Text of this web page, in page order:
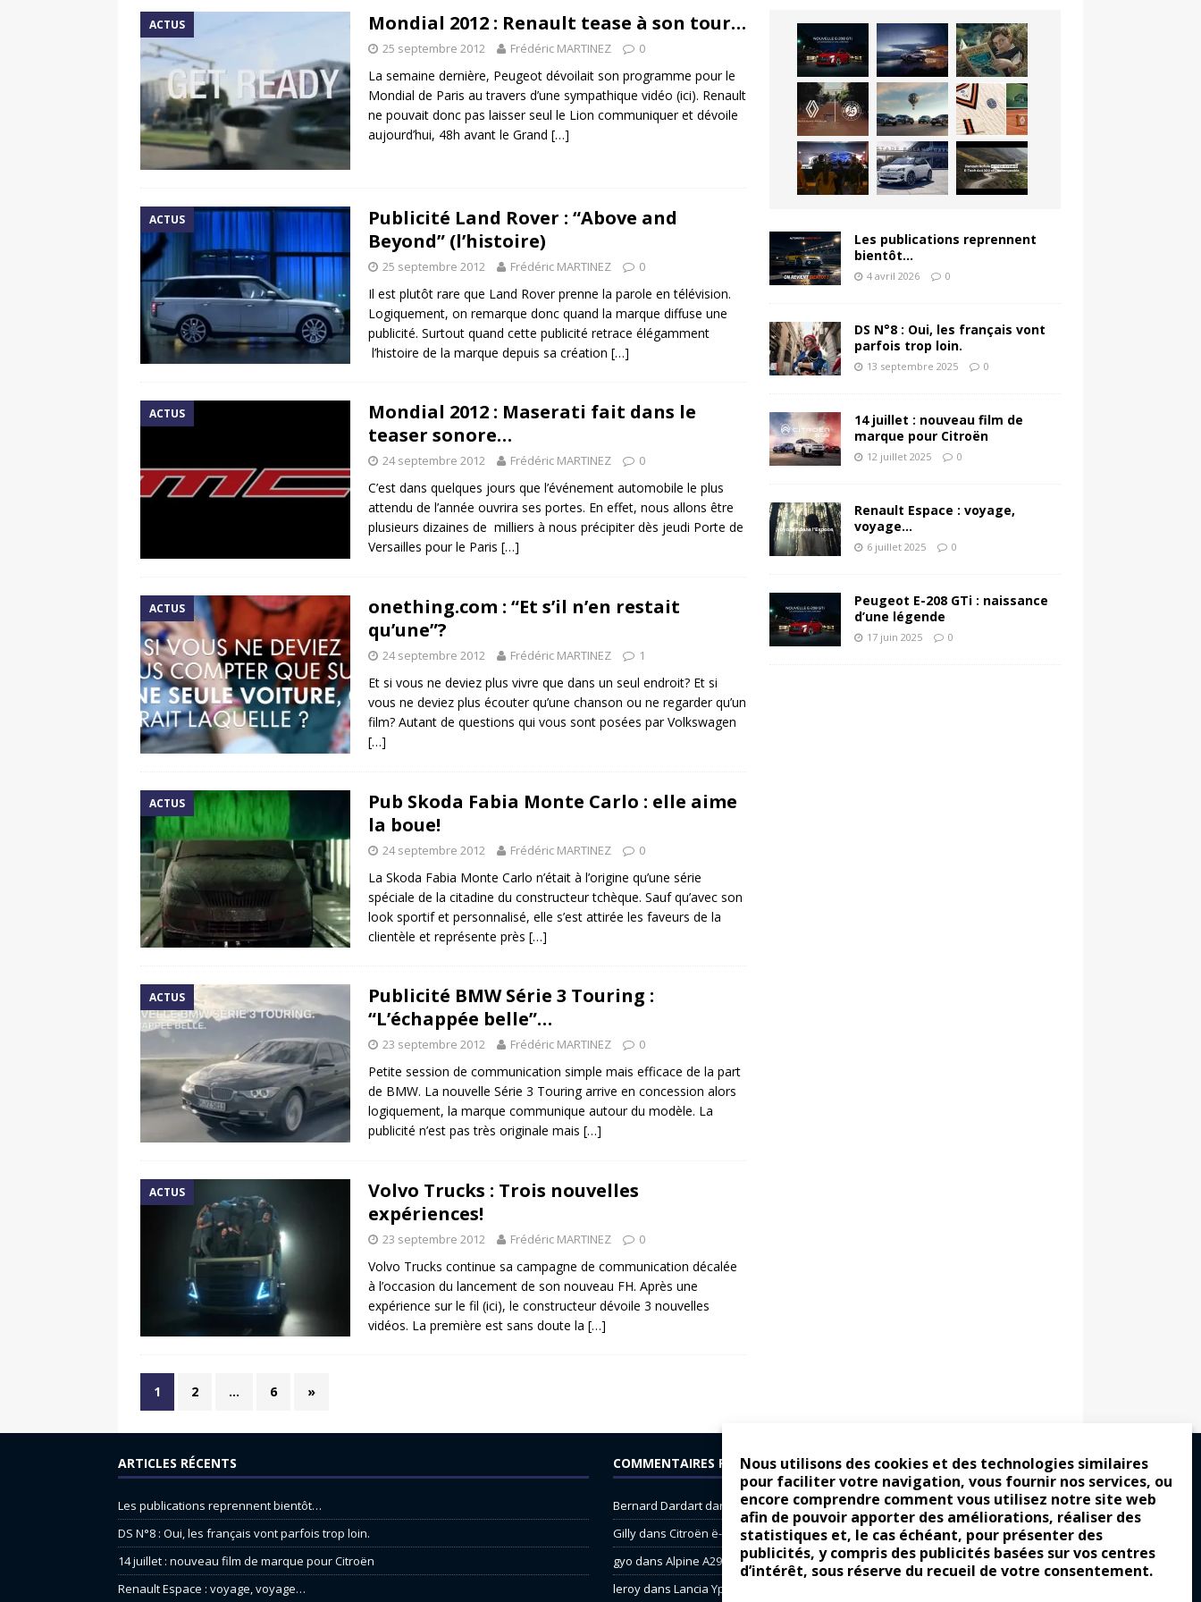
Nous utilisons des cookies et des technologies similaires
pour faciliter votre navigation, vous fournir nos services, ou
encore comprendre comment vous utilisez notre site web
afin de pouvoir apporter des améliorations, réaliser des
statistiques et, le cas échéant, pour présenter des
publicités, y compris des publicités basées sur vos centres
d’intérêt, sous réserve du recueil de votre consentement.
ACTUS Mondial 2012 : Renault tease à son tour…
25 septembre 2012 Frédéric MARTINEZ 0
La semaine dernière, Peugeot dévoilait son programme pour le
Mondial de Paris au travers d’une sympathique vidéo (ici). Renault
ne pouvait donc pas laisser seul le Lion communiquer et dévoile
aujourd’hui, 48h avant le Grand […]
ACTUS
Publicité Land Rover : “Above and
Beyond” (l’histoire)
25 septembre 2012 Frédéric MARTINEZ 0
Il est plutôt rare que Land Rover prenne la parole en télévision.
Logiquement, on remarque donc quand la marque diffuse une
publicité. Surtout quand cette publicité retrace élégamment
l’histoire de la marque depuis sa création […]
ACTUS
Mondial 2012 : Maserati fait dans le
teaser sonore…
24 septembre 2012 Frédéric MARTINEZ 0
C’est dans quelques jours que l’événement automobile le plus
attendu de l’année ouvrira ses portes. En effet, nous allons être
plusieurs dizaines de milliers à nous précipiter dès jeudi Porte de
Versailles pour le Paris […]
ACTUS
onething.com : “Et s’il n’en restait
qu’une”?
24 septembre 2012 Frédéric MARTINEZ 1
Et si vous ne deviez plus vivre que dans un seul endroit? Et si
vous ne deviez plus écouter qu’une chanson ou ne regarder qu’un
film? Autant de questions qui vous sont posées par Volkswagen
[…]
ACTUS
Pub Skoda Fabia Monte Carlo : elle aime
la boue!
24 septembre 2012 Frédéric MARTINEZ 0
La Skoda Fabia Monte Carlo n’était à l’origine qu’une série
spéciale de la citadine du constructeur tchèque. Sauf qu’avec son
look sportif et personnalisé, elle s’est attirée les faveurs de la
clientèle et représente près […]
ACTUS
Publicité BMW Série 3 Touring :
“L’échappée belle”…
23 septembre 2012 Frédéric MARTINEZ 0
Petite session de communication simple mais efficace de la part
de BMW. La nouvelle Série 3 Touring arrive en concession alors
logiquement, la marque communique autour du modèle. La
publicité n’est pas très originale mais […]
ACTUS
Volvo Trucks : Trois nouvelles
expériences!
23 septembre 2012 Frédéric MARTINEZ 0
Volvo Trucks continue sa campagne de communication décalée
à l’occasion du lancement de son nouveau FH. Après une
expérience sur le fil (ici), le constructeur dévoile 3 nouvelles
vidéos. La première est sans doute la […]
1 2 … 6 »
Les publications reprennent
bientôt…
4 avril 2026 0
DS N°8 : Oui, les français vont
parfois trop loin.
13 septembre 2025 0
14 juillet : nouveau film de
marque pour Citroën
12 juillet 2025 0
Renault Espace : voyage,
voyage…
6 juillet 2025 0
Peugeot E-208 GTi : naissance
d’une légende
17 juin 2025 0
ARTICLES RÉCENTS
Les publications reprennent bientôt…
DS N°8 : Oui, les français vont parfois trop loin.
14 juillet : nouveau film de marque pour Citroën
Renault Espace : voyage, voyage…
COMMENTAIRES RÉCENTS
Bernard Dardartdans
Dacia Sandero : pour les gens vrais
Gillydans Citroën ë-C3 : la révolution a commencé
gyo dans Alpine A290 : L’irrésistible attraction de la légèreté
leroydans Lancia Ypsilon : naturellement envoûtante ?